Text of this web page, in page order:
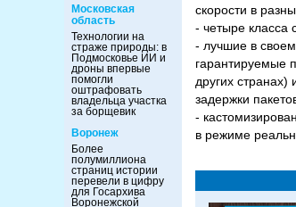
Московская
область
Технологии на
страже природы: в
Подмосковье ИИ и
дроны впервые
помогли
оштрафовать
владельца участка
за борщевик
Воронеж
Более
полумиллиона
страниц истории
перевели в цифру
для Госархива
Воронежской
скорости в
- четыре класса
- лучшие в
гарантируемые
других
задержки
-
в режиме